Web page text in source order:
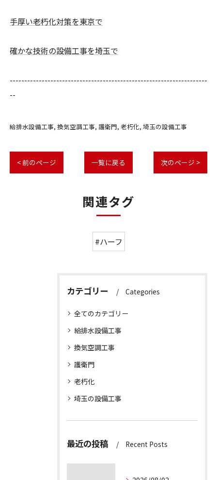
手厚い老朽化対策を東京で
確かな技術の設備工事を埼玉で
--------------------------------------------------------------------
--
給排水設備工事 換気空調工事 護衛門 老朽化 埼玉の設備工事
< 前のページ 一覧に戻る 次のページ >
関連タグ
#ハーフ
カテゴリー Categories
全てのカテゴリー
給排水設備工事
換気空調工事
護衛門
老朽化
埼玉の設備工事
最近の投稿 Recent Posts